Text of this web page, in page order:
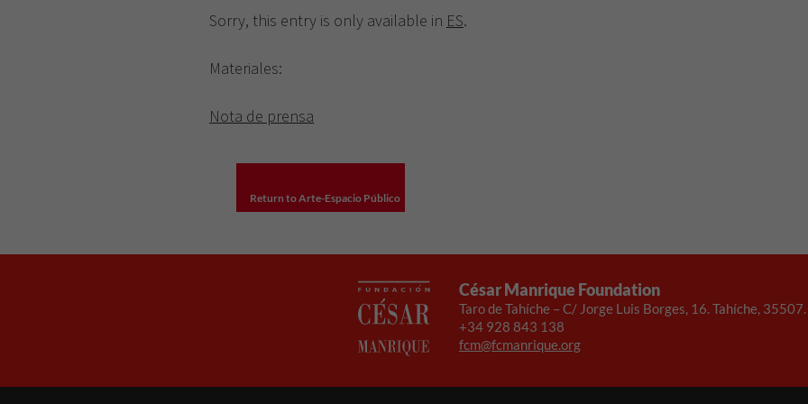
Sorry, this entry is only available in ES.
Materiales:
Nota de prensa
Return to Arte-Espacio Público
César Manrique Foundation
Taro de Tahíche – C/ Jorge Luis Borges, 16. Tahíche,
+34 928 843 138
fcm@fcmanrique.org